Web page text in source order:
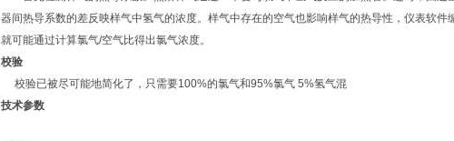
器间热导系数的差反映样气中氢气的浓度。样气中存在的空气也影响样气的热导性，仪表软
就可能通过计算氯气/空气比得出氯气浓度。
校验
校验已被尽可能地简化了，只需要100%的氯气和95%氯气 5%氢气混
技术参数